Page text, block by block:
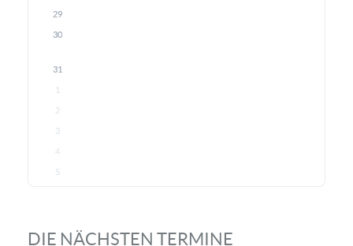
29
30
31
1
2
3
4
5
DIE NÄCHSTEN TERMINE